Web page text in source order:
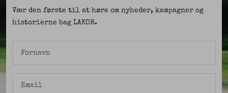
Vær den første til at høre om nyheder, kampagner og
historierne bag LAKOR.
Fornavn
Email